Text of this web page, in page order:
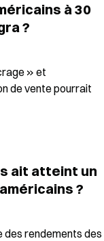
à 30
?
» et
de vente pourrait
ait atteint un
?
des rendements des